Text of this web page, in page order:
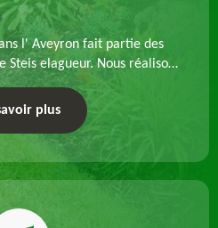
l' Aveyron fait partie des
elagueur. Nous réalisons
démontage, tenant compte
site et des végétaux.
plus